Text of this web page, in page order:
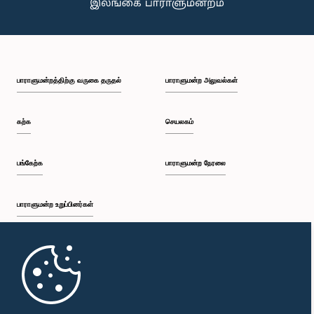
உறுப்பினர்
கௌரவ சட்டத்தரணி பிரேம்நாத் சி. தொலவத்த, பா.உ.
பாராளுமன்றத்திற்கு வருகை தருதல்
கற்க
பங்கேற்க
பாராளுமன்ற உறுப்பினர்கள்
முதற்பக்கம்
பாராளுமன்ற அலுவல்கள்
செயலகம்
பாராளுமன்ற நேரலை
பாராளுமன்ற கையடக்க செயலி